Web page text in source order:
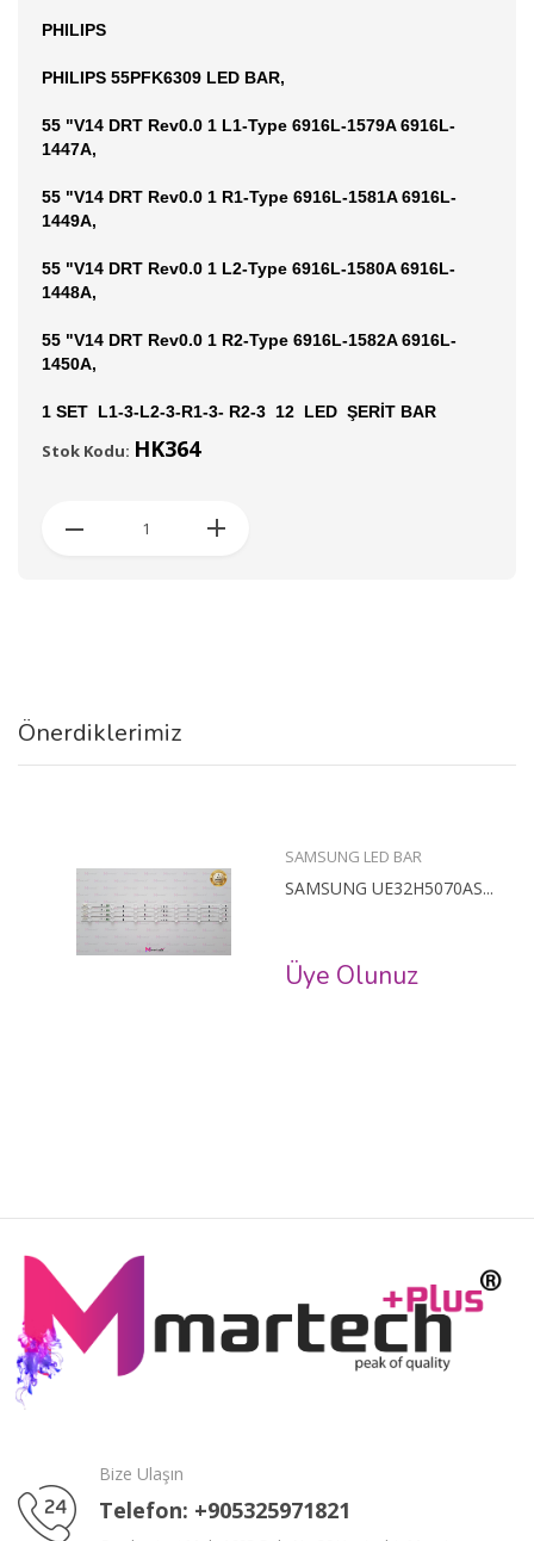
PHILIPS
PHILIPS 55PFK6309 LED BAR,
55 "V14 DRT Rev0.0 1 L1-Type 6916L-1579A 6916L-
1447A,
55 "V14 DRT Rev0.0 1 R1-Type 6916L-1581A 6916L-
1449A,
55 "V14 DRT Rev0.0 1 L2-Type 6916L-1580A 6916L-
1448A,
55 "V14 DRT Rev0.0 1 R2-Type 6916L-1582A 6916L-
1450A,
1 SET L1-3-L2-3-R1-3- R2-3 12 LED ŞERİT BAR
Stok Kodu: HK364
Önerdiklerimiz
SAMSUNG LED BAR
SAMSUNG UE32H5070AS...
Üye Olunuz
Bize Ulaşın
Telefon: +905325971821